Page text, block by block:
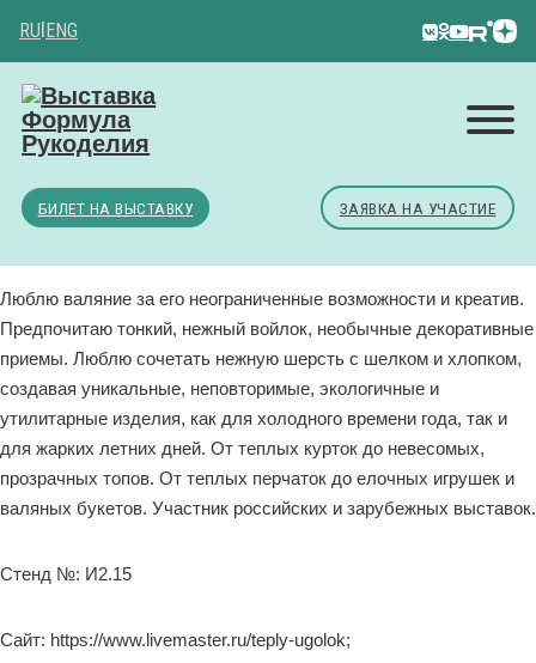
RU ENG
БИЛЕТ НА ВЫСТАВКУ ЗАЯВКА НА УЧАСТИЕ
Люблю валяние за его неограниченные возможности и креатив.
Предпочитаю тонкий, нежный войлок, необычные декоративные
приемы. Люблю сочетать нежную шерсть с шелком и хлопком,
создавая уникальные, неповторимые, экологичные и
утилитарные изделия, как для холодного времени года, так и
для жарких летних дней. От теплых курток до невесомых,
прозрачных топов. От теплых перчаток до елочных игрушек и
валяных букетов. Участник российских и зарубежных выставок.
Стенд №: И2.15
Сайт: https://www.livemaster.ru/teply-ugolok;